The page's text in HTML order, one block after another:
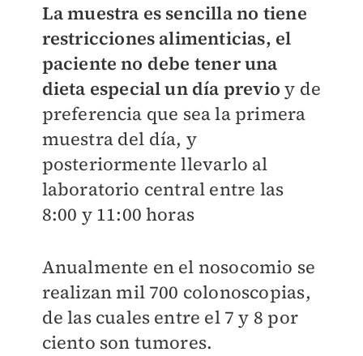
La muestra es sencilla no tiene
restricciones alimenticias, el
paciente no debe tener una
dieta especial un día previoy de
preferencia que sea la primera
muestra del día, y
posteriormente llevarlo al
laboratorio central entre las
8:00 y 11:00 horas
Anualmente en el nosocomio se
realizan mil 700 colonoscopias,
de las cuales entre el 7 y 8 por
ciento son tumores.